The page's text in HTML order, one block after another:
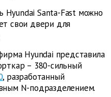
Hyundai Santa-Fast можно
свои двери для
Hyundai представила
– 380-сильный
, разработанный
N-подразделением.